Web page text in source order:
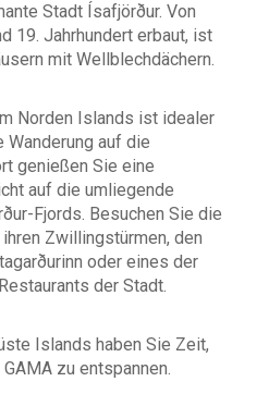
Stadt Ísafjörður. Von
19. Jahrhundert erbaut, ist
mit Wellblechdächern.
Norden Islands ist idealer
Wanderung auf die
genießen Sie eine
auf die umliegende
Fjords. Besuchen Sie die
Zwillingstürmen, den
oder eines der
der Stadt.
Islands haben Sie Zeit,
zu entspannen.